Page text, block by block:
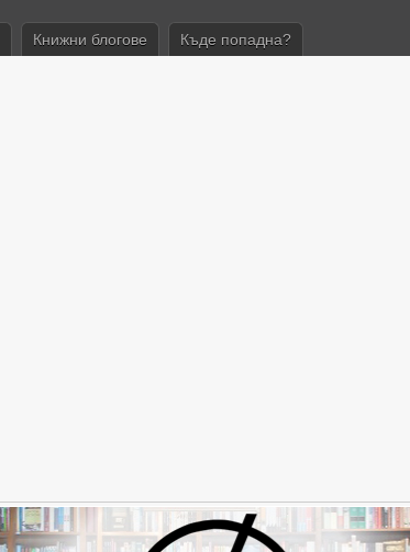
Книжни блогове Къде попадна?